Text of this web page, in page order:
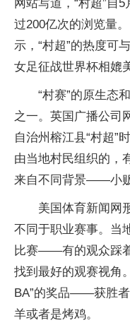
网站写道，“村超”自
过200亿次的浏览量
示，“村超”的热度可
女足征战世界杯相媲
“村赛”的原生态
之一。英国广播公司
自治州榕江县“村超”
由当地村民组织的，
来自不同背景——小
美国体育新闻网
不同于职业赛事。当
比赛——有的观众踩
找到最好的观赛视角
BA”的奖品——获胜
羊或者是烤鸡。